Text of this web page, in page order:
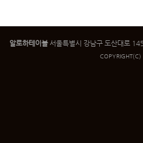
알로하테이블서울특별시 강남구 도산대로
COPYRIGHT(C)